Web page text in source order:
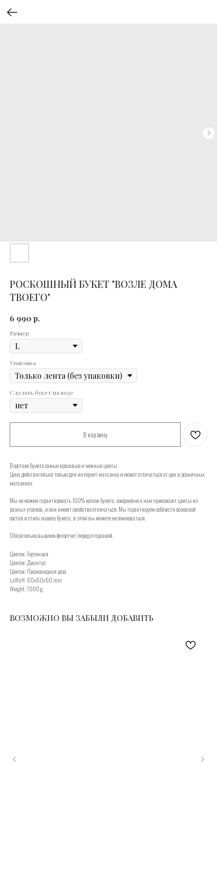
РОСКОШНЫЙ БУКЕТ "ВОЗЛЕ ДОМА
ТВОЕГО"
6 990 р.
Размер
Упаковка
Сделать букет на воде
В корзину
В составе букета самые красивые и нежные цветы.
Цена действительна только для интернет-магазина и может отличаться от цен в розничных
магазинах.
Мы не можем гарантировать 100% копию букета, ежедневно к нам приезжают цветы из
разных уголков, и они имеют свойство отличаться. Мы гарантируем соблюсти основной
состав и стиль вашего букета, в этом вы можете не сомневаться.
Обязательно вышлем фотоотчет перед отправкой.
Цветок: Гортензия
Цветок: Диантус
Цветок: Пионовидная роза
LxWxH: 60x60x60 mm
Weight: 7000 g
ВОЗМОЖНО ВЫ ЗАБЫЛИ ДОБАВИТЬ